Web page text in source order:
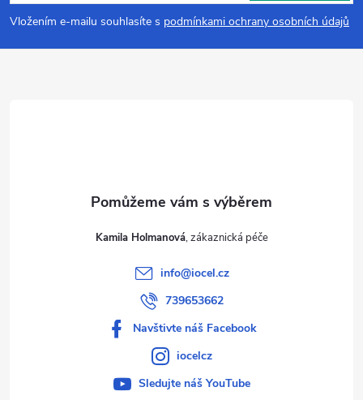
p
a
Vložením e-mailu souhlasíte s podmínkami ochrany osobních údajů
Kamila Holmanová
info@iocel.cz
739653662
Navštivte náš Facebook
iocelcz
Sledujte náš YouTube